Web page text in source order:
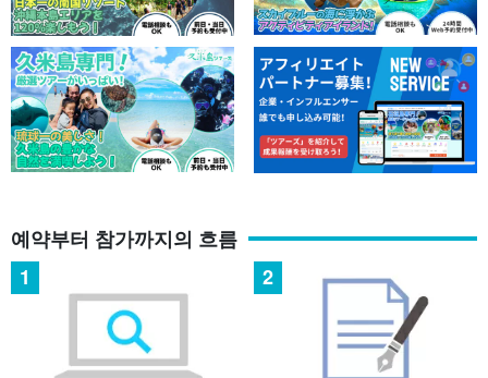
예약부터 참가까지의 흐름